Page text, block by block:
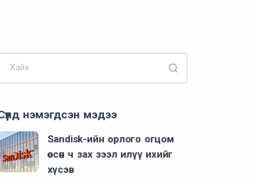
Хайх
нэмэгдсэн мэдээ
Sandisk-ийн орлого огцом
өссөн ч зах зээл илүү ихийг
хүсэв